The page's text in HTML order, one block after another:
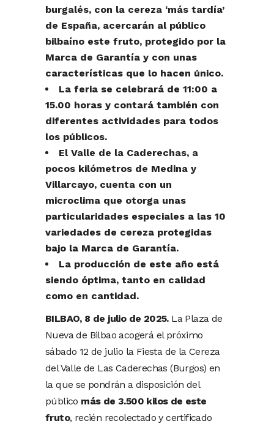
burgalés, con la cereza ‘más tardía’
de España, acercarán al público
bilbaíno este fruto, protegido por la
Marca de Garantía y con unas
características que lo hacen único.
La feria se celebrará de 11:00 a
15.00 horas y contará también con
diferentes actividades para todos
los públicos.
El Valle de la Caderechas, a
pocos kilómetros de Medina y
Villarcayo, cuenta con un
microclima que otorga unas
particularidades especiales a las 10
variedades de cereza protegidas
bajo la Marca de Garantía.
La producción de este año está
siendo óptima, tanto en calidad
como en cantidad.
BILBAO, 8 de julio de 2025.La Plaza de
Nueva de Bilbao acogerá el próximo
sábado 12 de julio la Fiesta de la Cereza
del Valle de Las Caderechas (Burgos) en
la que se pondrán a disposición del
público más de 3.500 kilos de este
fruto, recién recolectado y certificado